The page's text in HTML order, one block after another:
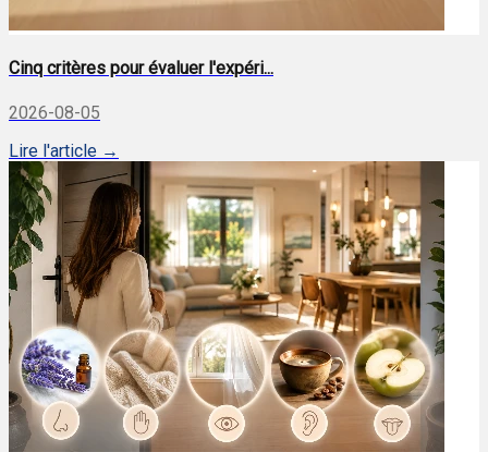
Cinq critères pour évaluer l'expéri...
2026-08-05
Lire l'article →